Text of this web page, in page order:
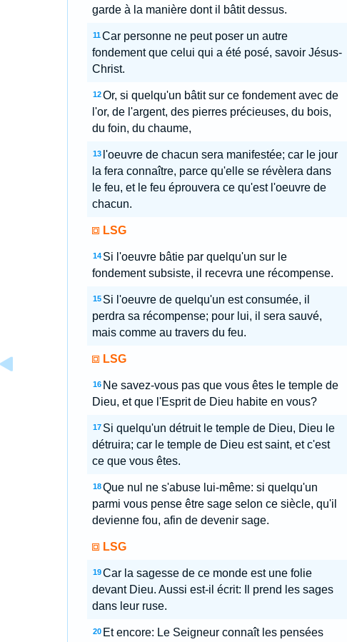
garde à la manière dont il bâtit dessus.
11 Car personne ne peut poser un autre
fondement que celui qui a été posé, savoir Jésus-
Christ.
12 Or, si quelqu'un bâtit sur ce fondement avec de
l'or, de l'argent, des pierres précieuses, du bois,
du foin, du chaume,
13 l'oeuvre de chacun sera manifestée; car le jour
la fera connaître, parce qu'elle se révèlera dans
le feu, et le feu éprouvera ce qu'est l'oeuvre de
chacun.
LSG
14 Si l'oeuvre bâtie par quelqu'un sur le
fondement subsiste, il recevra une récompense.
15 Si l'oeuvre de quelqu'un est consumée, il
perdra sa récompense; pour lui, il sera sauvé,
mais comme au travers du feu.
LSG
16 Ne savez-vous pas que vous êtes le temple de
Dieu, et que l'Esprit de Dieu habite en vous?
17 Si quelqu'un détruit le temple de Dieu, Dieu le
détruira; car le temple de Dieu est saint, et c'est
ce que vous êtes.
18 Que nul ne s'abuse lui-même: si quelqu'un
parmi vous pense être sage selon ce siècle, qu'il
devienne fou, afin de devenir sage.
LSG
19 Car la sagesse de ce monde est une folie
devant Dieu. Aussi est-il écrit: Il prend les sages
dans leur ruse.
20 Et encore: Le Seigneur connaît les pensées